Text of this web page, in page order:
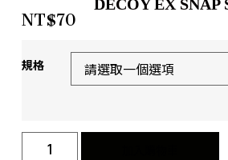
DECOY EX SNAP
NT$70
規格